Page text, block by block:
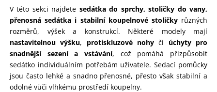
V této sekci najdete sedátka do sprchy, stoličky do vany,
přenosná sedátka i stabilní koupelnové stoličkyrůzných
rozměrů, výšek a konstrukcí. Některé modely mají
nastavitelnou výšku, protiskluzové nohy či úchyty pro
snadnější sezení a vstávání, což pomáhá přizpůsobit
sedátko individuálním potřebám uživatele. Sedací pomůcky
jsou často lehké a snadno přenosné, přesto však stabilní a
odolné vůči vlhkému prostředí koupelny.